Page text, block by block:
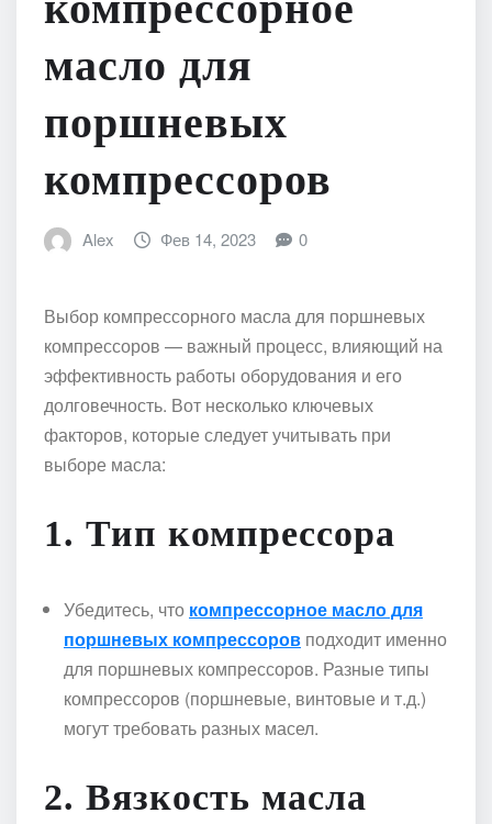
масло для
поршневых
компрессоров
Alex Фев 14, 2023 0
Выбор компрессорного масла для поршневых
компрессоров — важный процесс, влияющий на
эффективность работы оборудования и его
долговечность. Вот несколько ключевых
факторов, которые следует учитывать при
выборе масла:
1. Тип компрессора
Убедитесь, что компрессорное масло для
поршневых компрессоров подходит именно
для поршневых компрессоров. Разные типы
компрессоров (поршневые, винтовые и т.д.)
могут требовать разных масел.
2. Вязкость масла